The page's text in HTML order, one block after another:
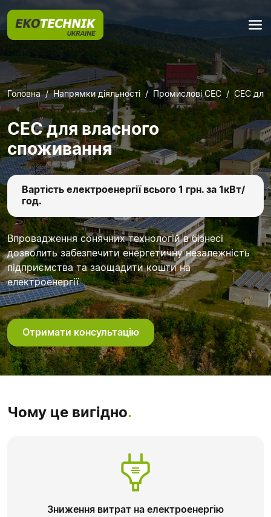
Головна Напрямки діяльності Промислові СЕС СЕС для
СЕС для власного
споживання
Вартість електроенергії всього 1 грн. за 1кВт/
год.
Впровадження сонячних технологій в бізнесі
дозволить забезпечити енергетичну незалежність
підприємства та заощадити кошти на
електроенергії
Отримати консультацію
Чому це вигідно.
Зниження витрат на електроенергію